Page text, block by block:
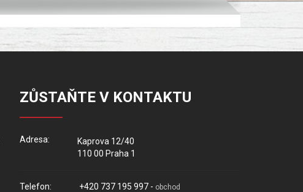
ZŮSTAŇTE V KONTAKTU
Adresa:
Kaprova 12/40
110 00 Praha 1
Telefon: +420 737 195 997 - obchod